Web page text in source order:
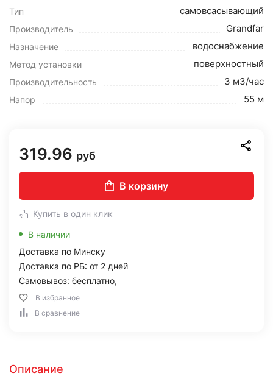
Тип самовсасывающий
Производитель Grandfar
Назначение водоснабжение
Метод установки поверхностный
Производительность 3 м3/час
Напор 55 м
319.96 руб
В корзину
Купить в один клик
В наличии
Доставка по Минску
Доставка по РБ: от 2 дней
Самовывоз: бесплатно,
В избранное
В сравнение
Описание